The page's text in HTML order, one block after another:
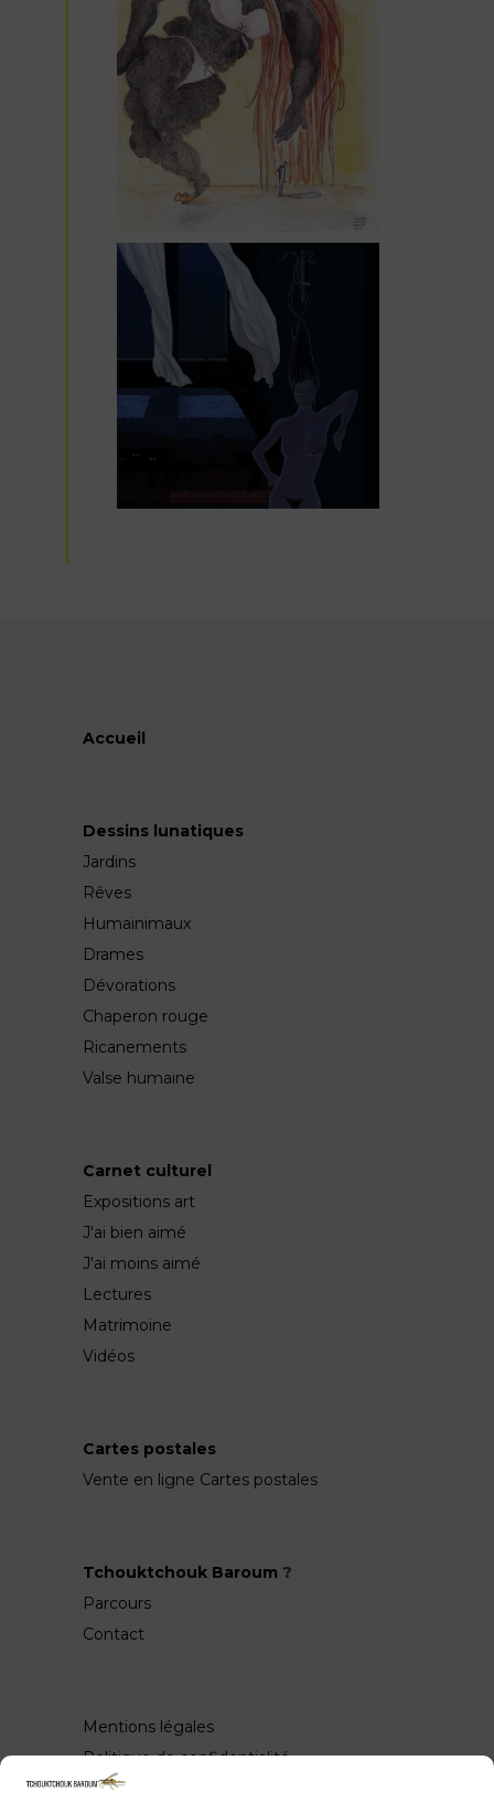
Accueil
Dessins lunatiques
Jardins
Rêves
Humainimaux
Drames
Dévorations
Chaperon rouge
Ricanements
Valse humaine
Carnet culturel
Expositions art
J'ai bien aimé
J'ai moins aimé
Lectures
Matrimoine
Vidéos
Cartes postales
Vente en ligne Cartes postales
Tchouktchouk Baroum ?
Parcours
Contact
Mentions légales
Politique de confidentialité